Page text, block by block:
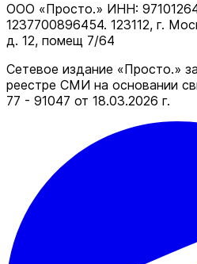
ООО «Просто.» ИНН:
1237700896454. 123112, г.
д. 12, помещ 7/64
Сетевое издание «Просто.»
реестре СМИ на основании
77 - 91047 от 18.03.2026 г.